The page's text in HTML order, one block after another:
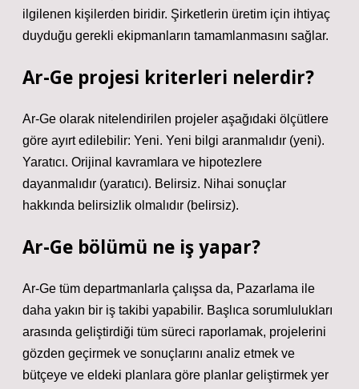
ilgilenen kişilerden biridir. Şirketlerin üretim için ihtiyaç
duyduğu gerekli ekipmanların tamamlanmasını sağlar.
Ar-Ge projesi kriterleri nelerdir?
Ar-Ge olarak nitelendirilen projeler aşağıdaki ölçütlere
göre ayırt edilebilir: Yeni. Yeni bilgi aranmalıdır (yeni).
Yaratıcı. Orijinal kavramlara ve hipotezlere
dayanmalıdır (yaratıcı). Belirsiz. Nihai sonuçlar
hakkında belirsizlik olmalıdır (belirsiz).
Ar-Ge bölümü ne iş yapar?
Ar-Ge tüm departmanlarla çalışsa da, Pazarlama ile
daha yakın bir iş takibi yapabilir. Başlıca sorumlulukları
arasında geliştirdiği tüm süreci raporlamak, projelerini
gözden geçirmek ve sonuçlarını analiz etmek ve
bütçeye ve eldeki planlara göre planlar geliştirmek yer